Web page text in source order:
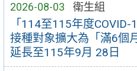
2026-08-03 衛生組
「114至115年度
接種對象擴大為「滿6個
延長至115年9月 28日